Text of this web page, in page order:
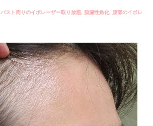
バスト周りのイボレーザー取り放題, 脂漏性角化, 腹部のイボレ